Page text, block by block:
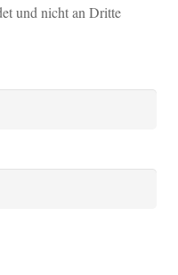
und nicht an Dritte